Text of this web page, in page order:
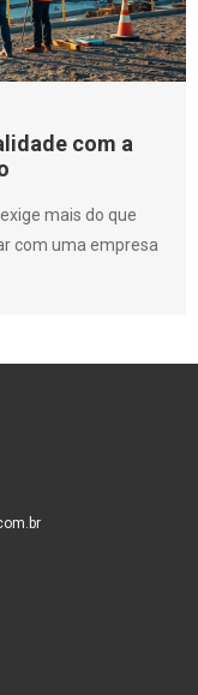
com a
mais do que
com uma empresa